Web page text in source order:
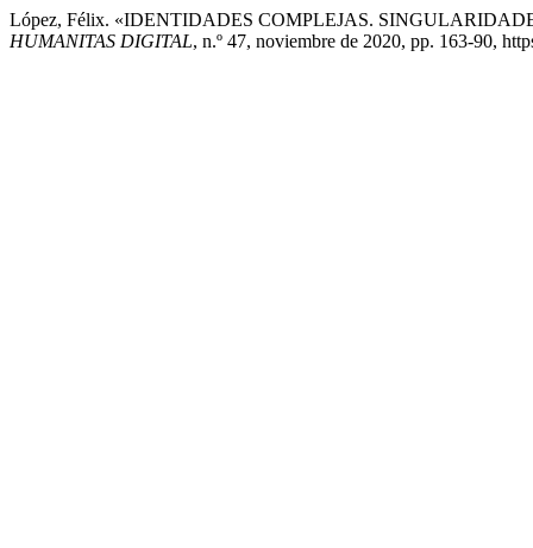
López, Félix. «IDENTIDADES COMPLEJAS.
HUMANITAS DIGITAL, n.º 47, noviembre de 2020, pp. 163-90,